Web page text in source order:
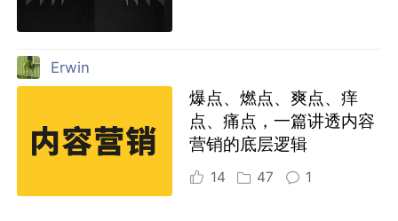
Erwin
爆点、燃点、爽点、痒
点、痛点，一篇讲透内容
营销的底层逻辑
14 47 1